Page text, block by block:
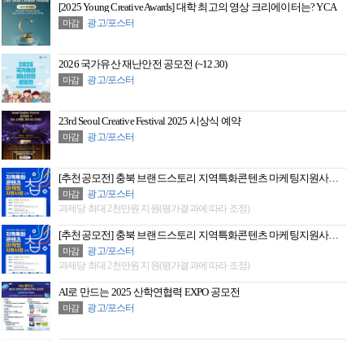
[2025 Young Creative Awards] 대학 최고의 영상 크리에이터는? YCA
마감 광고/포스터
2026 국가유산 재난안전 공모전 (~12.30)
마감 광고/포스터
23rd Seoul Creative Festival 2025 시상식 예약
마감 광고/포스터
[추천공모전] 충북 브랜드스토리 지역특화콘텐츠 마케팅지원사업 2차 모집(~11/5)
마감
광고/포스터
과제당 최대 2천만원 지원(평가결과에 따라 조정)
[추천공모전] 충북 브랜드스토리 지역특화콘텐츠 마케팅지원사업 2차 모집(~11/5)
마감
광고/포스터
과제당 최대 2천만원 지원(평가결과에 따라 조정)
AI로 만드는 2025 산학연협력 EXPO 공모전
마감 광고/포스터